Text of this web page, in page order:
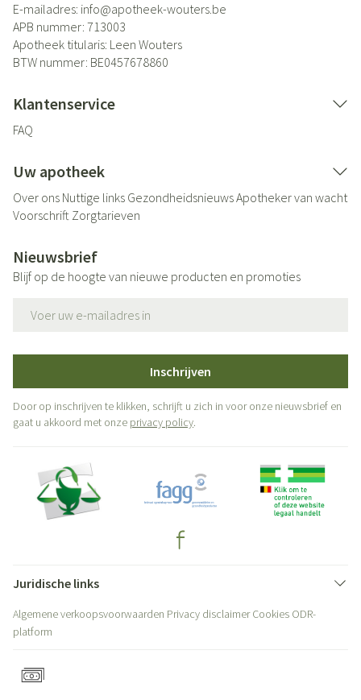
E-mailadres: info@apotheek-wouters.be
APB nummer: 713003
Apotheek titularis: Leen Wouters
BTW nummer: BE0457678860
Klantenservice
FAQ
Uw apotheek
Over ons Nuttige links GezondheidsnieuwsApotheker van wacht
Voorschrift Zorgtarieven
Nieuwsbrief
Blijf op de hoogte van nieuwe producten en promoties
Inschrijven
Door op inschrijven te klikken, schrijft u zich in voor onze nieuwsbrief en
gaat u akkoord met onze privacy policy.
Juridische links
Algemene verkoopsvoorwaarden Privacy disclaimer Cookies ODR-
platform